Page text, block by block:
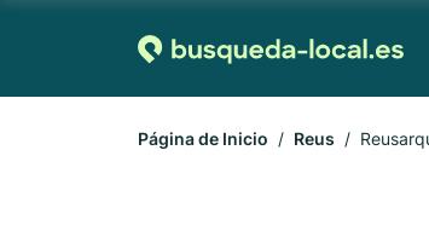
Página de Inicio Reus